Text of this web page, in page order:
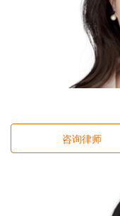
咨询律师